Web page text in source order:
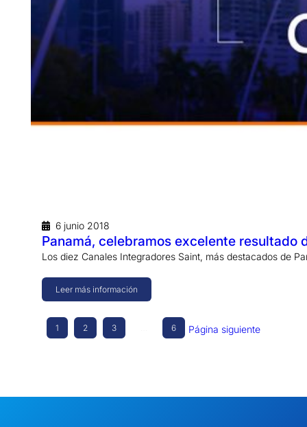
6 junio 2018
Panamá, celebramos excelente resultado
Los diez Canales Integradores Saint, más destacados de
Leer más información
1 2 3 6 Página siguiente